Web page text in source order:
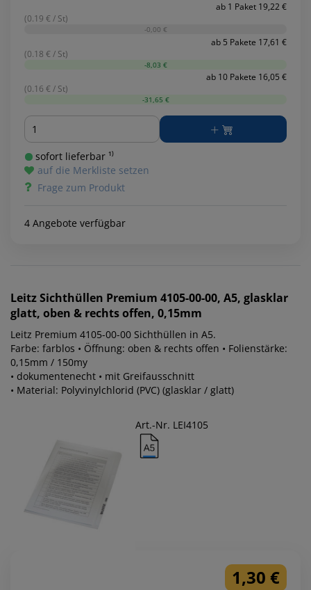
ab 1 Paket 19,22 €
(0.19 € / St)
-0,00 €
ab 5 Pakete 17,61 €
(0.18 € / St)
-8,03 €
ab 10 Pakete 16,05 €
(0.16 € / St)
-31,65 €
Menge
sofort lieferbar ¹⁾
auf die Merkliste setzen
Frage zum Produkt
4 Angebote verfügbar
LeitzSichthüllen Premium 4105-00-00, A5, glasklar
glatt, oben & rechts offen, 0,15mm
Leitz Premium 4105-00-00 Sichthüllen in A5.
Farbe: farblos • Öffnung: oben & rechts offen • Folienstärke:
0,15mm / 150my
• dokumentenecht • mit Greifausschnitt
• Material: Polyvinylchlorid (PVC) (glasklar / glatt)
Art.-Nr. LEI4105
1,30 €